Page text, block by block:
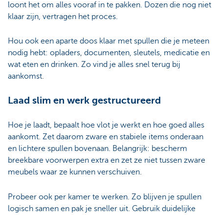
loont het om alles vooraf in te pakken. Dozen die nog niet
klaar zijn, vertragen het proces.
Hou ook een aparte doos klaar met spullen die je meteen
nodig hebt: opladers, documenten, sleutels, medicatie en
wat eten en drinken. Zo vind je alles snel terug bij
aankomst.
Laad slim en werk gestructureerd
Hoe je laadt, bepaalt hoe vlot je werkt en hoe goed alles
aankomt. Zet daarom zware en stabiele items onderaan
en lichtere spullen bovenaan. Belangrijk: bescherm
breekbare voorwerpen extra en zet ze niet tussen zware
meubels waar ze kunnen verschuiven.
Probeer ook per kamer te werken. Zo blijven je spullen
logisch samen en pak je sneller uit. Gebruik duidelijke